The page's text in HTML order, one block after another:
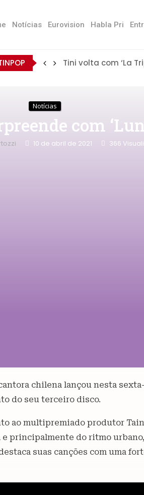
Notícias Eurovision Habla Pri
Tini volta com ‘La
Notícias
com
10 de abril de 2021 366
chilena lançou nesta
do seu terceiro disco.
ao multipremiado produtor
principalmente do ritmo
suas canções com uma